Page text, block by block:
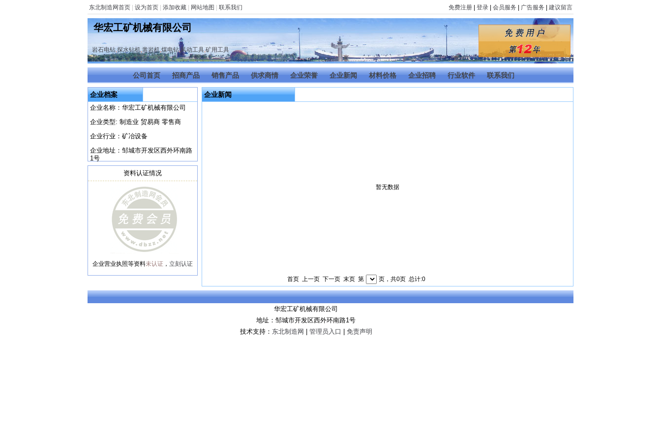
东北制造网首页 设为首页 添加收藏 网站地图 联系我们 免费注册 登录 会员服务 广告服务 建议留言
华宏工矿机械有限公司
岩石电钻,探水钻机,凿岩机,煤电钻,风动工具,矿用工具
公司首页 招商产品 销售产品 供求商情 企业荣誉 企业新闻 材料价格 企业招聘 行业软件 联系我们
企业档案
企业名称：华宏工矿机械有限公司
企业类型: 制造业 贸易商 零售商
企业行业：矿冶设备
企业地址：邹城市开发区西外环南路
1号
资料认证情况
企业营业执照等资料未认证 ， 立刻认证
企业新闻
暂无数据
首页 上一页 下一页 末页 第 页，共0页 总计:0
华宏工矿机械有限公司
地址：邹城市开发区西外环南路1号
技术支持： 东北制造网 管理员入口 免责声明